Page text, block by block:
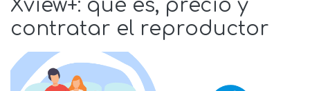
Xview+: qué es, precio y
contratar el reproductor